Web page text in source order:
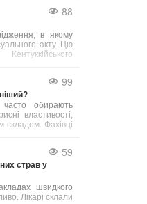
на місяць
постійність
88
в якому
акту. Цю
99
часто обирають
властивості,
складом. Фахівці
59
страв у
швидкого
Лікарі склали